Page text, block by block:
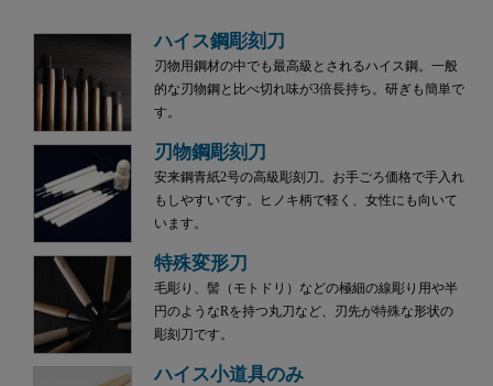
ハイス鋼彫刻刀
刃物用鋼材の中でも最高級とされるハイス鋼。一般
的な刃物鋼と比べ切れ味が3倍長持ち。研ぎも簡単で
す。
刃物鋼彫刻刀
安来鋼青紙2号の高級彫刻刀。お手ごろ価格で手入れ
もしやすいです。ヒノキ柄で軽く、女性にも向いて
います。
特殊変形刀
毛彫り、髻（モトドリ）などの極細の線彫り用や半
円のようなRを持つ丸刀など、刃先が特殊な形状の
彫刻刀です。
ハイス小道具のみ